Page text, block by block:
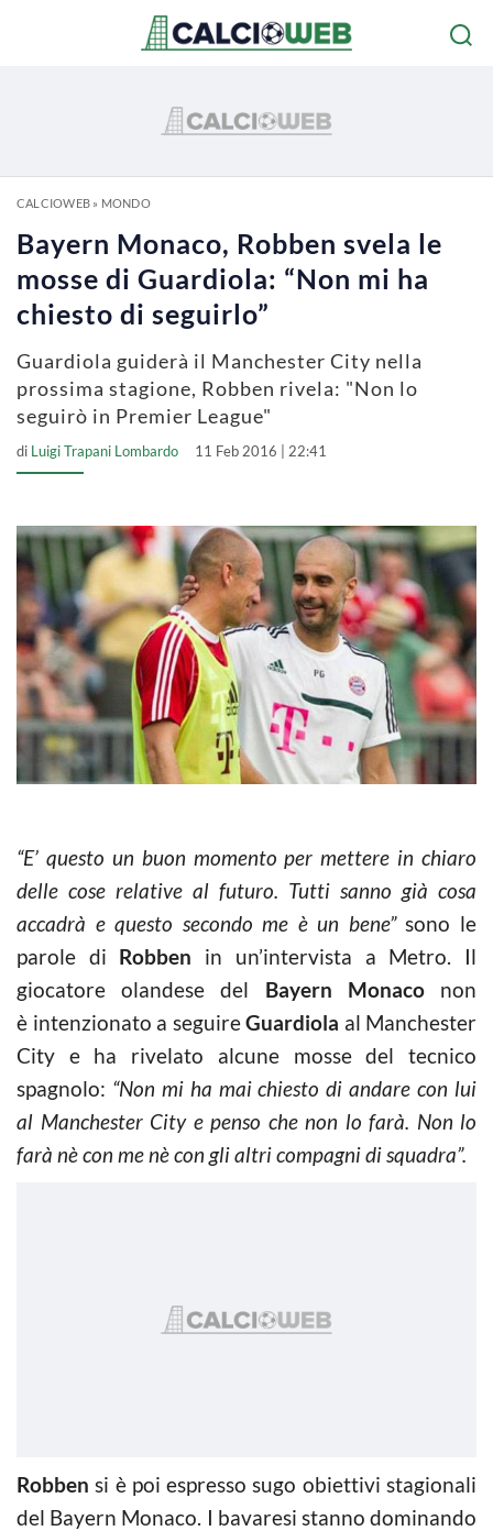
CALCIOWEB» MONDO
Bayern Monaco, Robben svela le
mosse di Guardiola: “Non mi ha
chiesto di seguirlo”
Guardiola guiderà il Manchester City nella
prossima stagione, Robben rivela: "Non lo
seguirò in Premier League"
di Luigi Trapani Lombardo 11 Feb 2016 | 22:41
“E’ questo un buon momento per mettere in chiaro
delle cose relative al futuro. Tutti sanno già cosa
accadrà e questo secondo me è un bene”sono le
parole di Robben in un’intervista a Metro. Il
giocatore olandese del Bayern Monaconon
è intenzionato a seguireGuardiola al Manchester
City e ha rivelato alcune mosse del tecnico
spagnolo: “Non mi ha mai chiesto di andare con lui
al Manchester City e penso che non lo farà. Non lo
farà nè con me nè con gli altri compagni di squadra”.
Robben si è poi espresso sugo obiettivi stagionali
del Bayern Monaco. I bavaresi stanno dominando